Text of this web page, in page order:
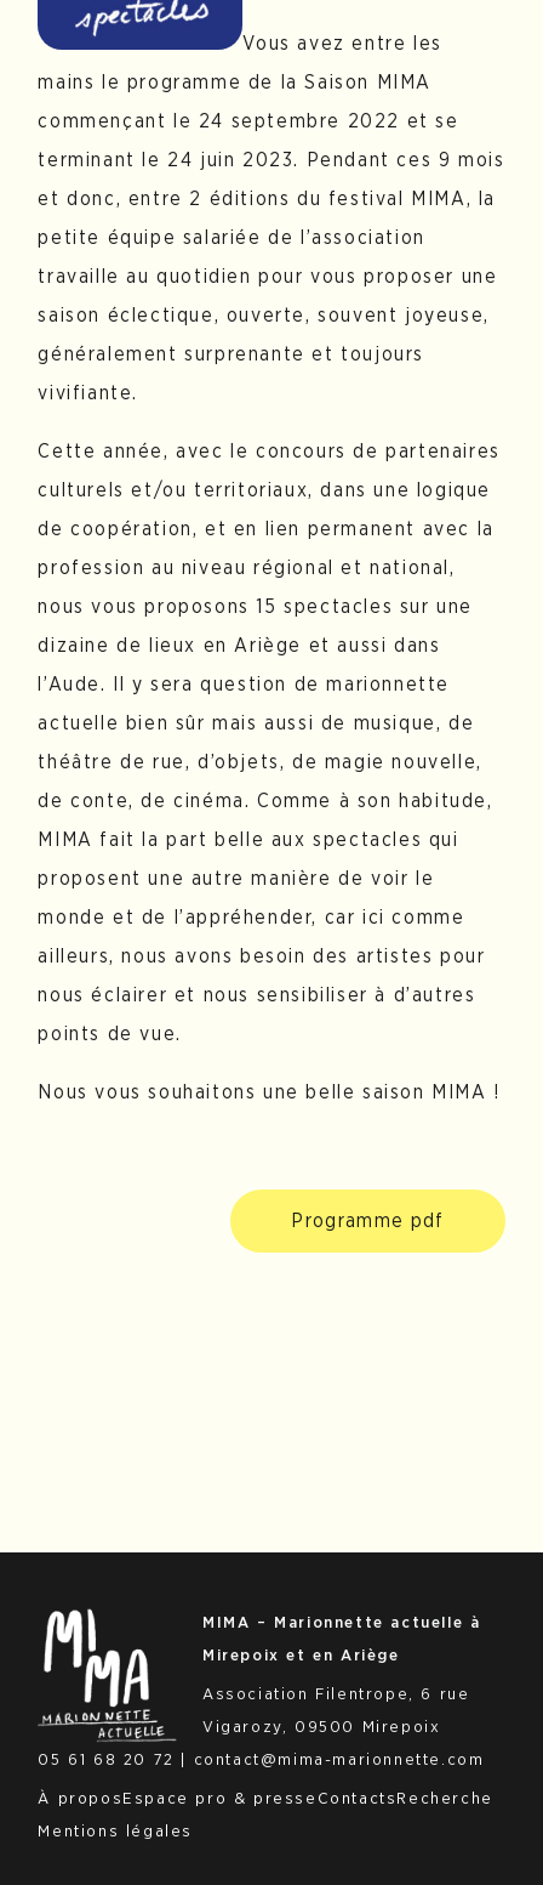
Vous avez entre les
mains le programme de la Saison MIMA
commençant le 24 septembre 2022 et se
terminant le 24 juin 2023. Pendant ces 9 mois
et donc, entre 2 éditions du festival MIMA, la
petite équipe salariée de l’association
travaille au quotidien pour vous proposer une
saison éclectique, ouverte, souvent joyeuse,
généralement surprenante et toujours
vivifiante.
Cette année, avec le concours de partenaires
culturels et/ou territoriaux, dans une logique
de coopération, et en lien permanent avec la
profession au niveau régional et national,
nous vous proposons 15 spectacles sur une
dizaine de lieux en Ariège et aussi dans
l’Aude. Il y sera question de marionnette
actuelle bien sûr mais aussi de musique, de
théâtre de rue, d’objets, de magie nouvelle,
de conte, de cinéma. Comme à son habitude,
MIMA fait la part belle aux spectacles qui
proposent une autre manière de voir le
monde et de l’appréhender, car ici comme
ailleurs, nous avons besoin des artistes pour
nous éclairer et nous sensibiliser à d’autres
points de vue.
Nous vous souhaitons une belle saison MIMA !
Programme pdf
MIMA – Marionnette actuelle à
Mirepoix et en Ariège
Association Filentrope, 6 rue
Vigarozy, 09500 Mirepoix
05 61 68 20 72 | contact@mima-marionnette.com
À propos Espace pro & presse Contacts Recherche
Mentions légales